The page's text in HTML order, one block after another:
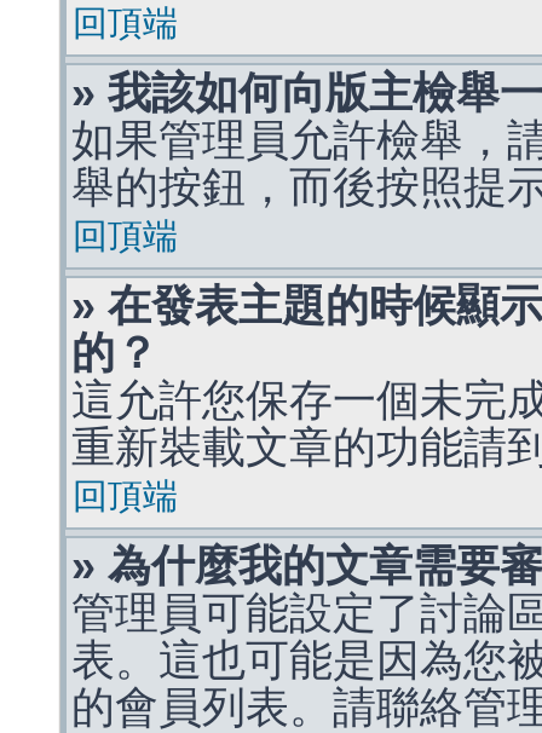
回頂端
» 我該如何向版主檢舉
如果管理員允許檢舉，
舉的按鈕，而後按照提
回頂端
» 在發表主題的時候顯
的？
這允許您保存一個未完
重新裝載文章的功能請
回頂端
» 為什麼我的文章需要
管理員可能設定了討論
表。這也可能是因為您
的會員列表。請聯絡管